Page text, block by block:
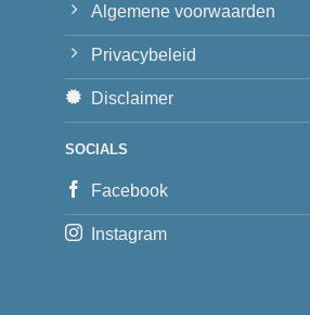
Algemene voorwaarden
Privacybeleid
Disclaimer
SOCIALS
Facebook
Instagram